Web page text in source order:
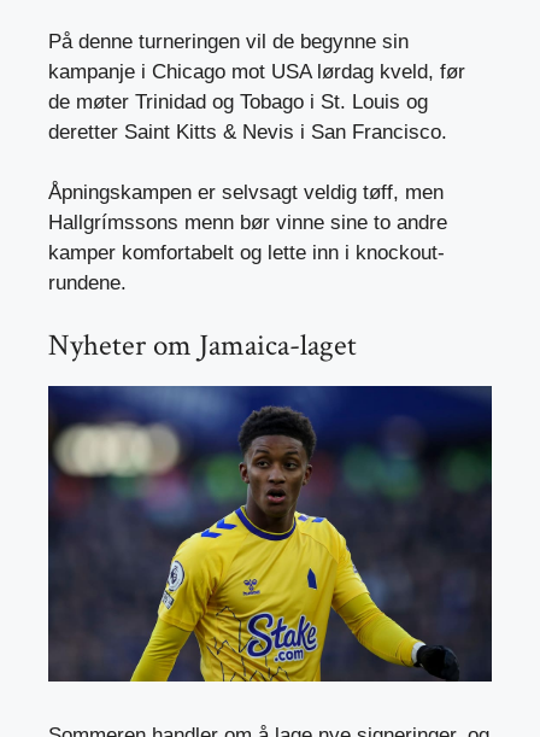
På denne turneringen vil de begynne sin
kampanje i Chicago mot USA lørdag kveld, før
de møter Trinidad og Tobago i St. Louis og
deretter Saint Kitts & Nevis i San Francisco.
Åpningskampen er selvsagt veldig tøff, men
Hallgrímssons menn bør vinne sine to andre
kamper komfortabelt og lette inn i knockout-
rundene.
Nyheter om Jamaica-laget